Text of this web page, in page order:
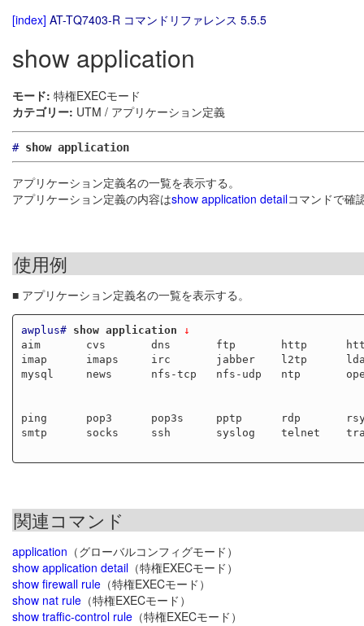
[index] AT-TQ7403-R コマンドリファレンス 5.5.5
show application
モード: 特権EXECモード
カテゴリー: UTM / アプリケーション定義
# show application
アプリケーション定義名の一覧を表示する。
アプリケーション定義の内容はshow application detailコマンドで確
使用例
■ アプリケーション定義名の一覧を表示する。
awplus# show application ↓
aim       cvs       dns       ftp       http
imap      imaps     irc       jabber    l2tp
mysql     news      nfs-tcp   nfs-udp   ntp
ping      pop3      pop3s     pptp      rdp       rsync
smtp      socks     ssh       syslog    telnet
関連コマンド
application （グローバルコンフィグモード）
show application detail （特権EXECモード）
show firewall rule （特権EXECモード）
show nat rule （特権EXECモード）
show traffic-control rule （特権EXECモード）